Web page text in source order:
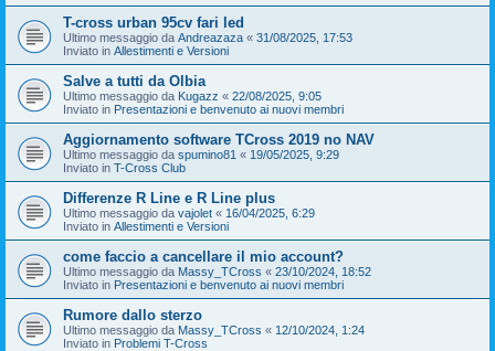
T-cross urban 95cv fari led
Ultimo messaggio da Andreazaza « 31/08/2025, 17:53
Inviato in Allestimenti e Versioni
Salve a tutti da Olbia
Ultimo messaggio da Kugazz « 22/08/2025, 9:05
Inviato in Presentazioni e benvenuto ai nuovi membri
Aggiornamento software TCross 2019 no NAV
Ultimo messaggio da spumino81 « 19/05/2025, 9:29
Inviato in T-Cross Club
Differenze R Line e R Line plus
Ultimo messaggio da vajolet « 16/04/2025, 6:29
Inviato in Allestimenti e Versioni
come faccio a cancellare il mio account?
Ultimo messaggio da Massy_TCross « 23/10/2024, 18:52
Inviato in Presentazioni e benvenuto ai nuovi membri
Rumore dallo sterzo
Ultimo messaggio da Massy_TCross « 12/10/2024, 1:24
Inviato in Problemi T-Cross